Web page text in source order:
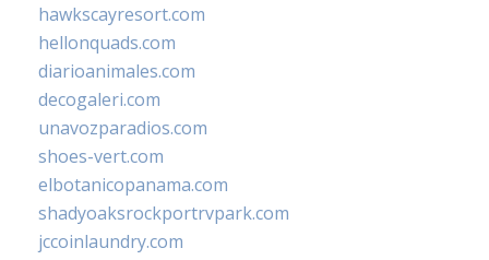
hawkscayresort.com
hellonquads.com
diarioanimales.com
decogaleri.com
unavozparadios.com
shoes-vert.com
elbotanicopanama.com
shadyoaksrockportrvpark.com
jccoinlaundry.com